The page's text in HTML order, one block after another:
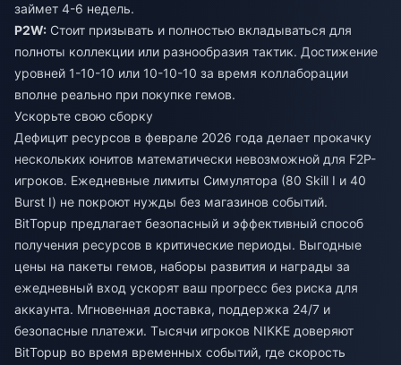
займет 4-6 недель.
P2W: Стоит призывать и полностью вкладываться для
полноты коллекции или разнообразия тактик. Достижение
уровней 1-10-10 или 10-10-10 за время коллаборации
вполне реально при покупке гемов.
Ускорьте свою сборку
Дефицит ресурсов в феврале 2026 года делает прокачку
нескольких юнитов математически невозможной для F2P-
игроков. Ежедневные лимиты Симулятора (80 Skill I и 40
Burst I) не покроют нужды без магазинов событий.
BitTopup предлагает безопасный и эффективный способ
получения ресурсов в критические периоды. Выгодные
цены на пакеты гемов, наборы развития и награды за
ежедневный вход ускорят ваш прогресс без риска для
аккаунта. Мгновенная доставка, поддержка 24/7 и
безопасные платежи. Тысячи игроков NIKKE доверяют
BitTopup во время временных событий, где скорость